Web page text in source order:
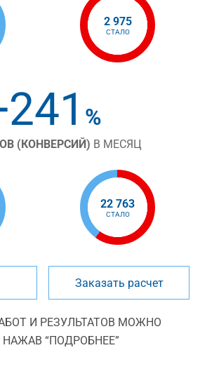
2 975
СТАЛО
%
(КОНВЕРСИЙ) В МЕСЯЦ
22 763
СТАЛО
Заказать расчет
И РЕЗУЛЬТАТОВ МОЖНО
“ПОДРОБНЕЕ”